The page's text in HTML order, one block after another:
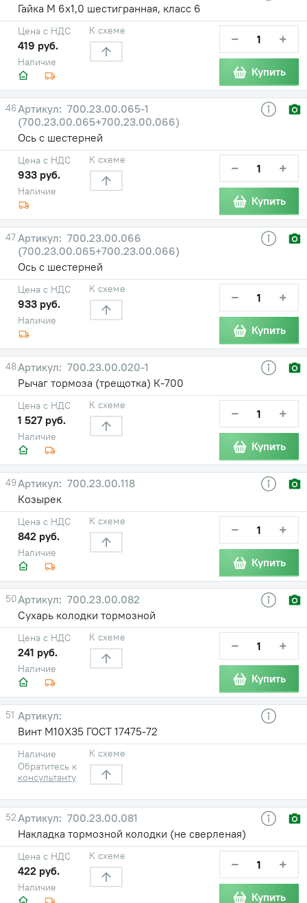
Гайка М 6х1,0 шестигранная, класс 6
Наличие
Цена с НДС
419 руб.
К схеме − +
Купить
46
700.23.00.065-1
(700.23.00.065+700.23.00.066)
Ось с шестерней
Наличие
Цена с НДС
933 руб.
К схеме − +
Купить
47
700.23.00.066
(700.23.00.065+700.23.00.066)
Ось с шестерней
Наличие
Цена с НДС
933 руб.
К схеме − +
Купить
48
700.23.00.020-1
Рычаг тормоза (трещотка) К-700
Наличие
Цена с НДС
1 527 руб.
К схеме − +
Купить
49
700.23.00.118
Козырек
Наличие
Цена с НДС
842 руб.
К схеме − +
Купить
50
700.23.00.082
Сухарь колодки тормозной
Наличие
Цена с НДС
241 руб.
К схеме − +
Купить
51
Винт М10Х35 ГОСТ 17475-72
Наличие
Обратитесь к
консультанту
К схеме
52
700.23.00.081
Накладка тормозной колодки (не сверленая)
Наличие
Цена с НДС
422 руб.
К схеме − +
Купить